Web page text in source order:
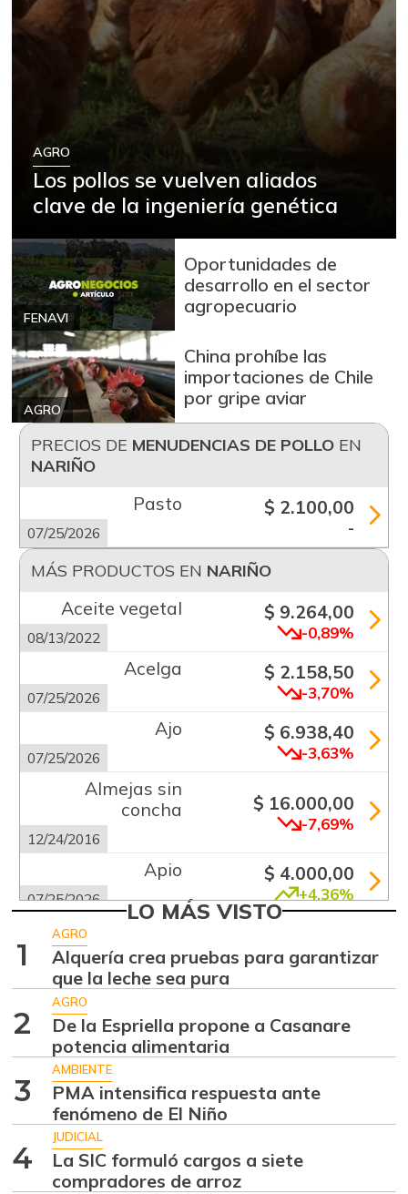
AGRO
Los pollos se vuelven aliados
clave de la ingeniería genética
FENAVI
Oportunidades de
desarrollo en el sector
agropecuario
AGRO
China prohíbe las
importaciones de Chile
por gripe aviar
PRECIOS DE MENUDENCIAS DE POLLOEN
NARIÑO
Pasto
07/25/2026
$ 2.100,00
-
MÁS PRODUCTOS EN NARIÑO
Aceite vegetal
08/13/2022
$ 9.264,00
-0,89%
Acelga
07/25/2026
$ 2.158,50
-3,70%
Ajo
07/25/2026
$ 6.938,40
-3,63%
Almejas sin
concha
12/24/2016
$ 16.000,00
-7,69%
Apio
07/25/2026
$ 4.000,00
+4,36%
amarilla
09/28/2013
-
Arracacha blanca
07/25/2026
$ 2.866,50
+4,24%
Arroz blanco
importado
07/25/2026
$ 3.283,00
Arroz de primera
07/25/2026
$ 3.947,00
LO MÁS VISTO
1
AGRO
Alquería crea pruebas para garantizar
que la leche sea pura
2
AGRO
De la Espriella propone a Casanare
potencia alimentaria
3
AMBIENTE
PMA intensifica respuesta ante
fenómeno de El Niño
4
JUDICIAL
La SIC formuló cargos a siete
compradores de arroz